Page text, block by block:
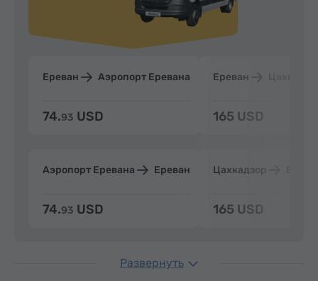
Ереван Аэропорт Еревана
74.93 USD
Аэропорт Еревана Ереван
74.93 USD
Ереван
165 USD
Цахкадзор
165 USD
Развернуть